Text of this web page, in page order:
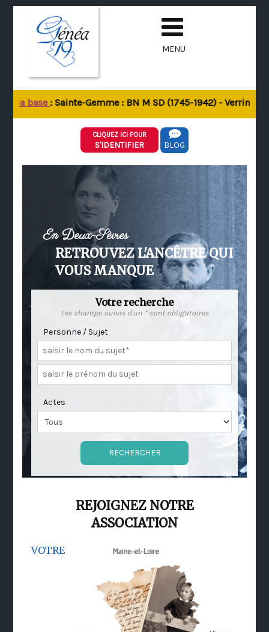
MENU
la base: Sainte-Gemme : BN M SD (1745-1942) - Verrines-
CLIQUEZ ICI POUR
S'IDENTIFIER BLOG
En Deux-Sèvres
RETROUVEZ L'ANCÊTRE QUI
VOUS MANQUE
Votre recherche
Les champs suivis d'un * sont obligatoires
Personne / Sujet
Actes
REJOIGNEZ NOTRE
ASSOCIATION
VOTRE